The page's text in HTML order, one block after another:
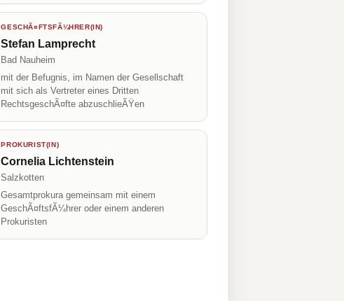
GESCHÃ¤FTSFÃ¼HRER(IN)
Stefan Lamprecht
Bad Nauheim
mit der Befugnis, im Namen der Gesellschaft
mit sich als Vertreter eines Dritten
RechtsgeschÃ¤fte abzuschlieÃŸen
PROKURIST(IN)
Cornelia Lichtenstein
Salzkotten
Gesamtprokura gemeinsam mit einem
GeschÃ¤ftsfÃ¼hrer oder einem anderen
Prokuristen